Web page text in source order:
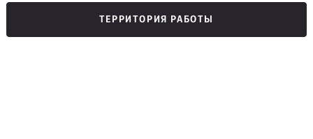
ТЕРРИТОРИЯ РАБОТЫ